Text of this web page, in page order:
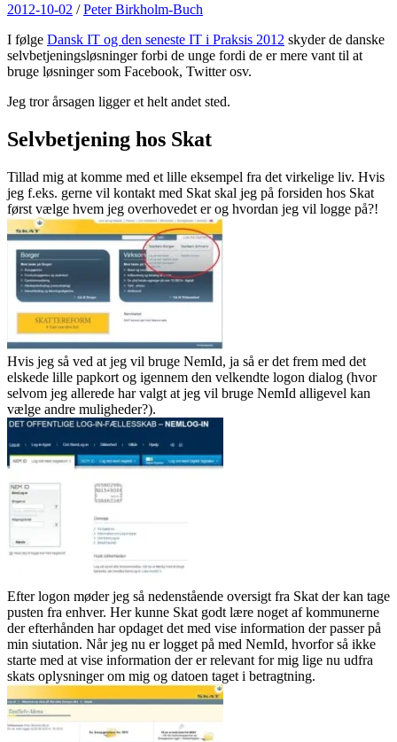
2012-10-02 /Peter Birkholm-Buch
I følge Dansk IT og den seneste IT i Praksis 2012 skyder de danske
selvbetjeningsløsninger forbi de unge fordi de er mere vant til at
bruge løsninger som Facebook, Twitter osv.
Jeg tror årsagen ligger et helt andet sted.
Selvbetjening hos Skat
Tillad mig at komme med et lille eksempel fra det virkelige liv. Hvis
jeg f.eks. gerne vil kontakt med Skat skal jeg på forsiden hos Skat
først vælge hvem jeg overhovedet er og hvordan jeg vil logge på?!
Hvis jeg så ved at jeg vil bruge NemId, ja så er det frem med det
elskede lille papkort og igennem den velkendte logon dialog (hvor
selvom jeg allerede har valgt at jeg vil bruge NemId alligevel kan
vælge andre muligheder?).
Efter logon møder jeg så nedenstående oversigt fra Skat der kan tage
pusten fra enhver. Her kunne Skat godt lære noget af kommunerne
der efterhånden har opdaget det med vise information der passer på
min siutation. Når jeg nu er logget på med NemId, hvorfor så ikke
starte med at vise information der er relevant for mig lige nu udfra
skats oplysninger om mig og datoen taget i betragtning.